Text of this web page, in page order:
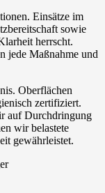
Einsätze im
sowie
herrscht.
jede Maßnahme und
Oberflächen
zertifiziert.
auf Durchdringung
wir belastete
gewährleistet.